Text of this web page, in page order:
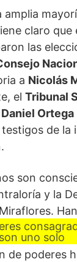
amplia
claro que
las
a Nicolás
el Tribunal
Daniel Ortega
de la
son
y la
uno solo
de poderes